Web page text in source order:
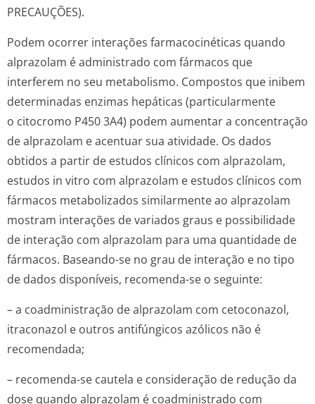
PRECAUÇÕES).
Podem ocorrer interações farmacocinéticas quando
alprazolam é administrado com fármacos que
interferem no seu metabolismo. Compostos que inibem
determinadas enzimas hepáticas (particularmente
o citocromo P450 3A4) podem aumentar a concentração
de alprazolam e acentuar sua atividade. Os dados
obtidos a partir de estudos clínicos com alprazolam,
estudos in vitro com alprazolam e estudos clínicos com
fármacos metabolizados similarmente ao alprazolam
mostram interações de variados graus e possibilidade
de interação com alprazolam para uma quantidade de
fármacos. Baseando-se no grau de interação e no tipo
de dados disponíveis, recomenda-se o seguinte:
– a coadministração de alprazolam com cetoconazol,
itraconazol e outros antifúngicos azólicos não é
recomendada;
– recomenda-se cautela e consideração de redução da
dose quando alprazolam é coadministrado com